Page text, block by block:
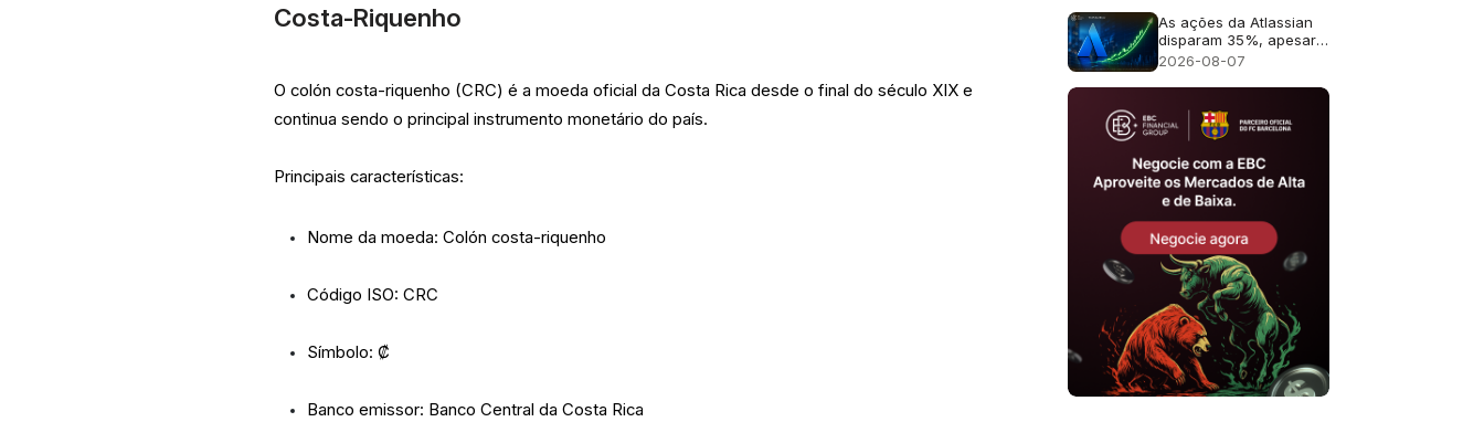
Costa-Riquenho
O colón costa-riquenho (CRC) é a moeda oficial da Costa Rica desde o final do século XIX e
continua sendo o principal instrumento monetário do país.
Principais características:
Nome da moeda: Colón costa-riquenho
Código ISO: CRC
Símbolo: ₡
Banco emissor: Banco Central da Costa Rica
As ações da Atlassian
disparam 35%, apesar
da previsão de
2026-08-07